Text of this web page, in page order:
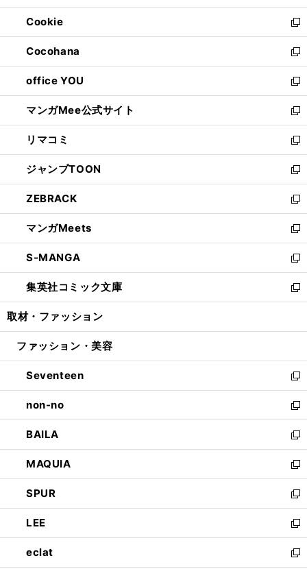
開
く
ウ
で
開
く
ン
ド
ウ
で
開
く
ウ
ィ
ン
ド
ウ
で
開
く
Cookie
新
し
い
ウ
ィ
ン
ド
ウ
で
開
く
Cocohana
新
し
い
ウ
ィ
ン
ド
ウ
で
開
く
office YOU
新
し
い
ウ
ィ
ン
ド
ウ
で
開
く
マンガMee公式サイト
新
し
い
ウ
ィ
ン
ド
ウ
で
開
く
リマコミ
新
し
い
ウ
ィ
ン
ド
ウ
で
開
く
ジャンプTOON
新
し
い
ウ
ィ
ン
ド
ウ
で
開
ZEBRACK
新
し
い
ウ
ィ
ン
ド
ウ
開
マンガMeets
新
し
い
ウ
ィ
ン
ウ
開
く
S-MANGA
新
し
い
ウ
ン
ウ
で
開
く
集英社コミック文庫
新
し
ウ
ン
ド
ウ
で
開
く
取材・ファッション
ファッション・美容
Seventeen
新
し
い
ウ
ィ
ン
ド
ウ
で
開
く
non-no
新
し
い
ウ
ィ
ン
ド
ウ
で
開
く
BAILA
新
し
い
ウ
ィ
ン
ド
ウ
で
開
MAQUIA
新
し
い
ウ
ィ
ン
ド
ウ
SPUR
新
し
い
ウ
ィ
ン
LEE
新
し
い
eclat
新